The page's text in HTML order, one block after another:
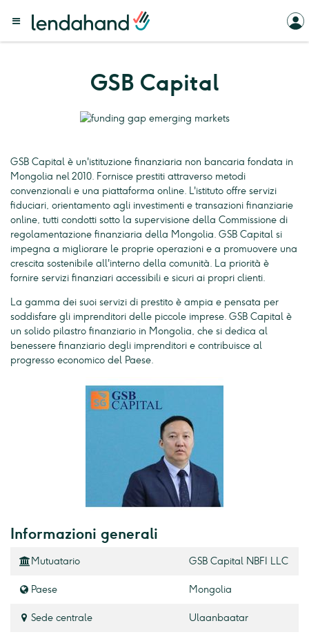
GSB Capital
GSB Capital è un'istituzione finanziaria non bancaria fondata in
Mongolia nel 2010. Fornisce prestiti attraverso metodi
convenzionali e una piattaforma online. L'istituto offre servizi
fiduciari, orientamento agli investimenti e transazioni finanziarie
online, tutti condotti sotto la supervisione della Commissione di
regolamentazione finanziaria della Mongolia. GSB Capital si
impegna a migliorare le proprie operazioni e a promuovere una
crescita sostenibile all'interno della comunità. La priorità è
fornire servizi finanziari accessibili e sicuri ai propri clienti.
La gamma dei suoi servizi di prestito è ampia e pensata per
soddisfare gli imprenditori delle piccole imprese. GSB Capital è
un solido pilastro finanziario in Mongolia, che si dedica al
benessere finanziario degli imprenditori e contribuisce al
progresso economico del Paese.
Informazioni generali
Mutuatario GSB Capital NBFI LLC
Paese Mongolia
Sede centrale Ulaanbaatar